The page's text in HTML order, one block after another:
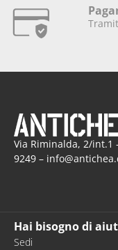
Via Riminalda, 2/int.1
9249 –
Hai bisogno di
Sedi